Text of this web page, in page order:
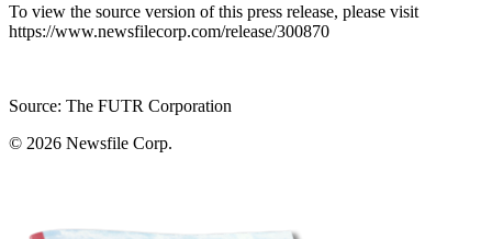
To view the source version of this press release, please visit
https://www.newsfilecorp.com/release/300870
Source: The FUTR Corporation
© 2026 Newsfile Corp.